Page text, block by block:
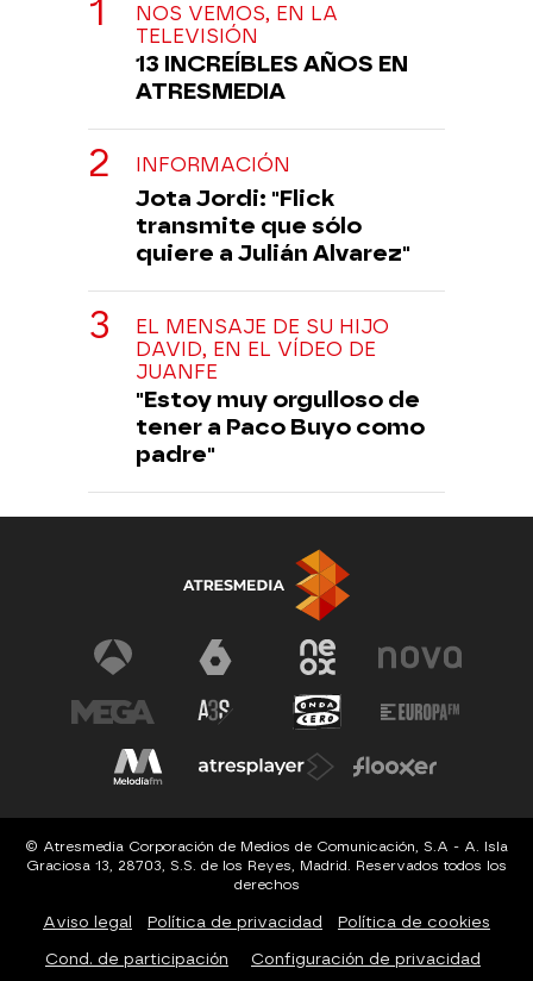
NOS VEMOS, EN LA
TELEVISIÓN
13 INCREÍBLES AÑOS EN
ATRESMEDIA
INFORMACIÓN
Jota Jordi: "Flick
transmite que sólo
quiere a Julián Alvarez"
EL MENSAJE DE SU HIJO
DAVID, EN EL VÍDEO DE
JUANFE
"Estoy muy orgulloso de
tener a Paco Buyo como
padre"
© Atresmedia Corporación de Medios de Comunicación, S.A - A. Isla
Graciosa 13, 28703, S.S. de los Reyes, Madrid. Reservados todos los
derechos
Aviso legal Política de privacidad Política de cookies
Cond. de participación Configuración de privacidad